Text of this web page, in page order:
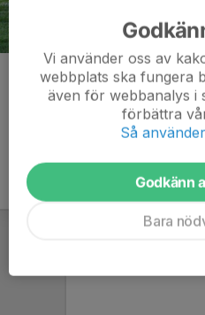
Kommentarer
Vi använder oss av
webbplats ska fungera
även för webbanalys i
förbättra
Så
Godkänn
Bara